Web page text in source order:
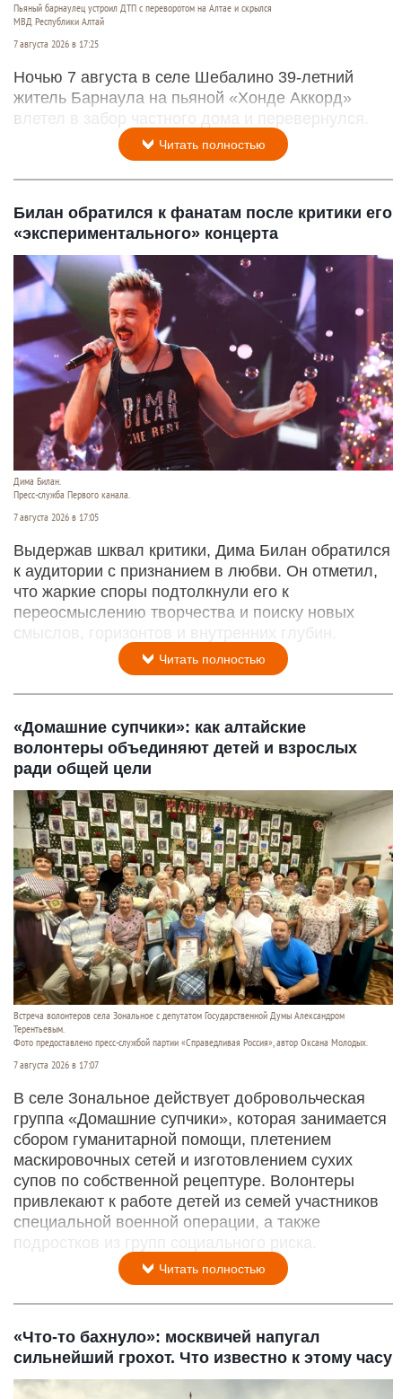
Пьяный барнаулец устроил ДТП с переворотом на Алтае и скрылся
МВД Республики Алтай
7 августа 2026 в 17:25
Ночью 7 августа в селе Шебалино 39-летний
житель Барнаула на пьяной «Хонде Аккорд»
влетел в забор частного дома и перевернулся.
Читать полностью
Билан обратился к фанатам после критики его
«экспериментального» концерта
Дима Билан.
Пресс-служба Первого канала.
7 августа 2026 в 17:05
Выдержав шквал критики, Дима Билан обратился
к аудитории с признанием в любви. Он отметил,
что жаркие споры подтолкнули его к
переосмыслению творчества и поиску новых
смыслов, горизонтов и внутренних глубин.
Читать полностью
«Домашние супчики»: как алтайские
волонтеры объединяют детей и взрослых
ради общей цели
Встреча волонтеров села Зональное с депутатом Государственной Думы Александром
Терентьевым.
Фото предоставлено пресс-службой партии «Справедливая Россия», автор Оксана Молодых.
7 августа 2026 в 17:07
В селе Зональное действует добровольческая
группа «Домашние супчики», которая занимается
сбором гуманитарной помощи, плетением
маскировочных сетей и изготовлением сухих
супов по собственной рецептуре. Волонтеры
привлекают к работе детей из семей участников
специальной военной операции, а также
подростков из групп социального риска.
Читать полностью
«Что-то бахнуло»: москвичей напугал
сильнейший грохот. Что известно к этому часу